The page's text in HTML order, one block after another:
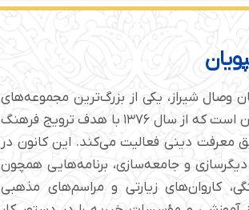
وصال شیراز، یکی از بزرگ‌ترین مجموعه‌های
فرهنگی و مذهبی ایران است که از سال ۱۳۷۶ با هدف ترویج فرهنگ
معرفت دینی فعالیت می‌کند. این کانون در
و جامعه‌سازی، برنامه‌هایی همچون
کاروان‌های زیارتی و مراسم‌های مذهبی